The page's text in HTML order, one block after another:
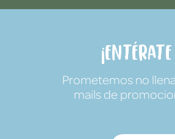
Prometemos no
mails de